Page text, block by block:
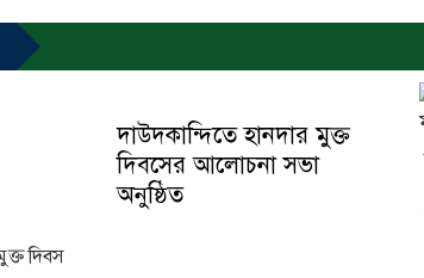
দাউদকান্দিতে হানদার মুক্ত
দিবসের আলোচনা সভা
অনুষ্ঠিত